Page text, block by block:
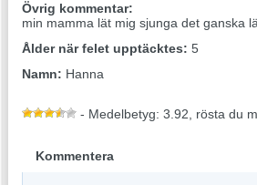
Övrig kommentar:
min mamma lät mig sjunga det ganska
Ålder när felet upptäcktes: 5
Namn: Hanna
- Medelbetyg: 3.92, rösta du
Kommentera